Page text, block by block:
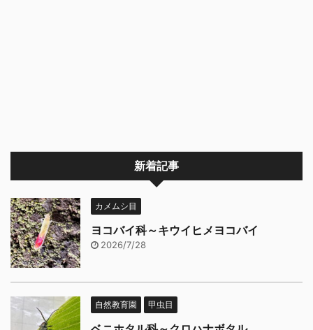
新着記事
カメムシ目
ヨコバイ科～キウイヒメヨコバイ
2026/7/28
自然教育園 甲虫目